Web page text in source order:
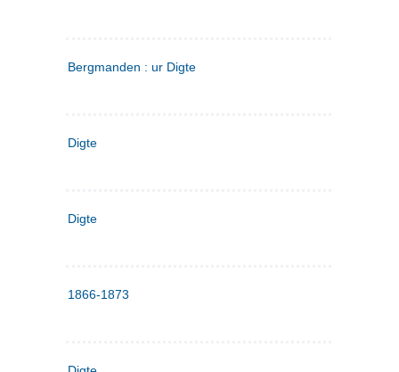
Bergmanden : ur Digte
Digte
Digte
1866-1873